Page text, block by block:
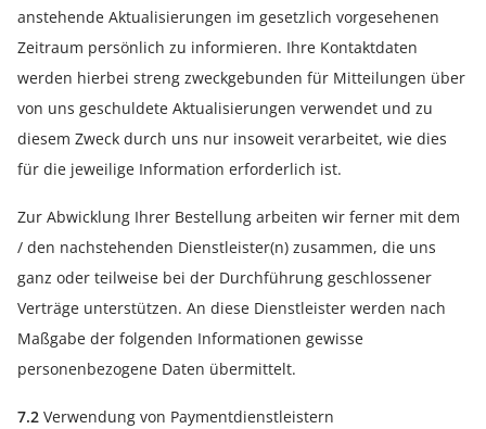
anstehende Aktualisierungen im gesetzlich vorgesehenen
Zeitraum persönlich zu informieren. Ihre Kontaktdaten
werden hierbei streng zweckgebunden für Mitteilungen über
von uns geschuldete Aktualisierungen verwendet und zu
diesem Zweck durch uns nur insoweit verarbeitet, wie dies
für die jeweilige Information erforderlich ist.
Zur Abwicklung Ihrer Bestellung arbeiten wir ferner mit dem
/ den nachstehenden Dienstleister(n) zusammen, die uns
ganz oder teilweise bei der Durchführung geschlossener
Verträge unterstützen. An diese Dienstleister werden nach
Maßgabe der folgenden Informationen gewisse
personenbezogene Daten übermittelt.
7.2 Verwendung von Paymentdienstleistern